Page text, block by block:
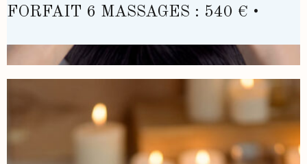
FORFAIT 6 MASSAGES : 540 € •